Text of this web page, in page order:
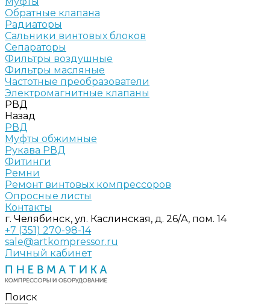
Обратные клапана
Радиаторы
Сальники винтовых блоков
Сепараторы
Фильтры воздушные
Фильтры масляные
Частотные преобразователи
Электромагнитные клапаны
РВД
Назад
РВД
Муфты обжимные
Рукава РВД
Фитинги
Ремни
Ремонт винтовых компрессоров
Опросные листы
Контакты
г. Челябинск, ул. Каслинская, д. 26/А, пом. 14
+7 (351) 270-98-14
sale@artkompressor.ru
Личный кабинет
Поиск